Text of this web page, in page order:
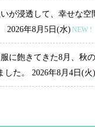
いが浸透して、幸せな
2026年8月5日(水) NEW !
服に飽きてきた8月、秋
した。 2026年8月4日(火)